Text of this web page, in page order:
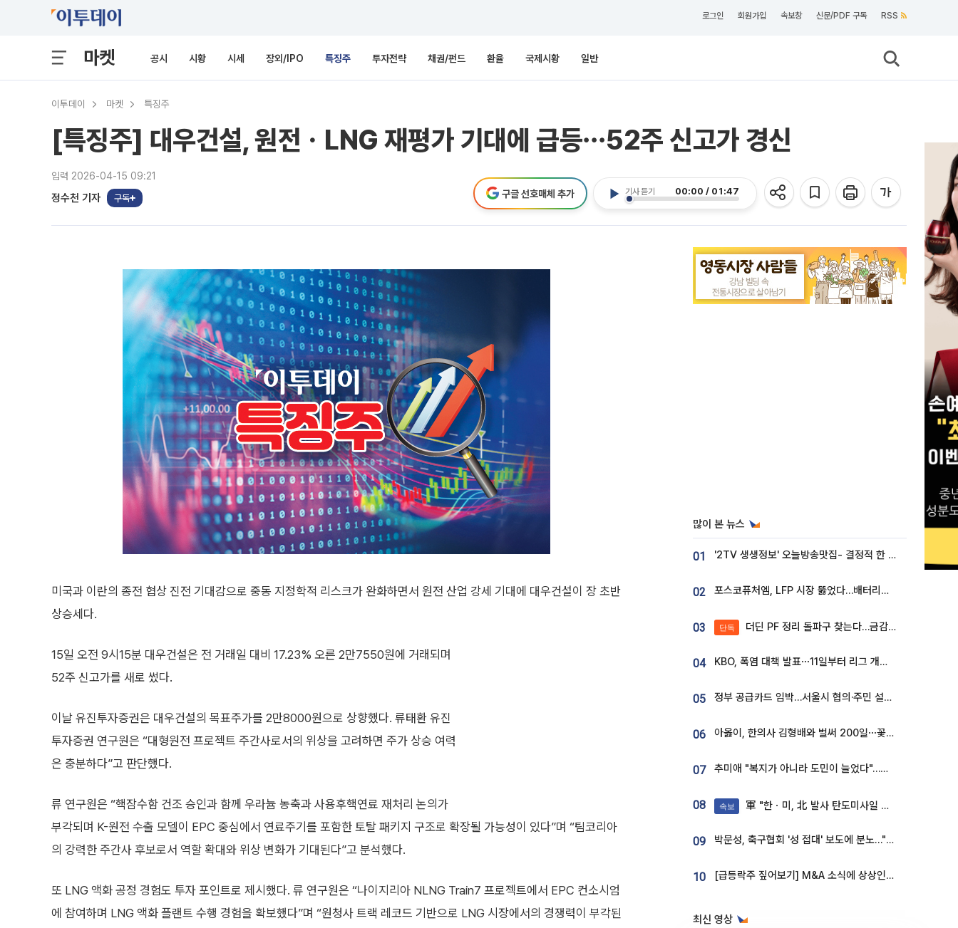
로그인 회원가입 속보창 신문/PDF 구독 RSS
마켓 공시 시황 시세 장외/IPO 특징주 투자전략 채권/펀드 환율 국제시황 일반
이투데이 마켓 특징주
[특징주] 대우건설, 원전ㆍLNG 재평가 기대에 급등⋯52주 신고가 경신
입력 2026-04-15 09:21
정수천 기자 구독
기사 듣기 00:00 / 01:47
구글 선호매체 추가
미국과 이란의 종전 협상 진전 기대감으로 중동 지정학적 리스크가 완화하면서 원전 산업 강세 기대에 대우건설이 장 초반
상승세다.
15일 오전 9시15분 대우건설은 전 거래일 대비 17.23% 오른 2만7550원에 거래되며
52주 신고가를 새로 썼다.
이날 유진투자증권은 대우건설의 목표주가를 2만8000원으로 상향했다. 류태환 유진
투자증권 연구원은 “대형원전 프로젝트 주간사로서의 위상을 고려하면 주가 상승 여력
은 충분하다”고 판단했다.
류 연구원은 “핵잠수함 건조 승인과 함께 우라늄 농축과 사용후핵연료 재처리 논의가
부각되며 K-원전 수출 모델이 EPC 중심에서 연료주기를 포함한 토탈 패키지 구조로 확장될 가능성이 있다”며 “팀코리아
의 강력한 주간사 후보로서 역할 확대와 위상 변화가 기대된다”고 분석했다.
또 LNG 액화 공정 경험도 투자 포인트로 제시했다. 류 연구원은 “나이지리아 NLNG Train7 프로젝트에서 EPC 컨소시엄
에 참여하며 LNG 액화 플랜트 수행 경험을 확보했다”며 “원청사 트랙 레코드 기반으로 LNG 시장에서의 경쟁력이 부각된
많이 본 뉴스
01 '2TV 생생정보' 오늘방송맛집- 결정적 한 수, 3종 메밀면! 메밀 소바 맛집 '의○○○○'
02 포스코퓨처엠, LFP 시장 뚫었다…배터리사와 대규모 장기 공급 합의
03 단독 더딘 PF 정리 돌파구 찾는다…금감원, 1년 반 만에 매각설명회 재개
04 KBO, 폭염 대책 발표⋯11일부터 리그 개시ㆍ경기 오후 7시 시작
05 정부 공급카드 임박…서울시 협의·주민 설득이 성패 가른다 [부동산 해법 전쟁]
06 아옳이, 한의사 김형배와 벌써 200일⋯꽃다발 들고 "프러포즈 아냐"
07 추미애 "복지가 아니라 도민이 늘었다"…재정난 책임론 정면돌파
08 속보 軍 "한ㆍ미, 北 발사 탄도미사일 제원 정밀분석 중"
09 박문성, 축구협회 '성 접대' 보도에 분노…"다 말아먹으려고 작정했나"
10 [급등락주 짚어보기] M&A 소식에 상상인증권ㆍ유니켐 ‘상한가’⋯유증 제동 걸린 SK디앤디↑
최신 영상